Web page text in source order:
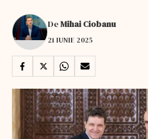
DeMihai Ciobanu
21 IUNIE 2025